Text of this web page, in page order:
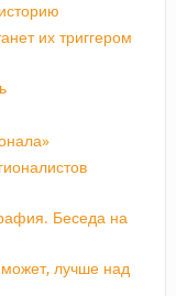
их триггером
Беседа на
лучше над